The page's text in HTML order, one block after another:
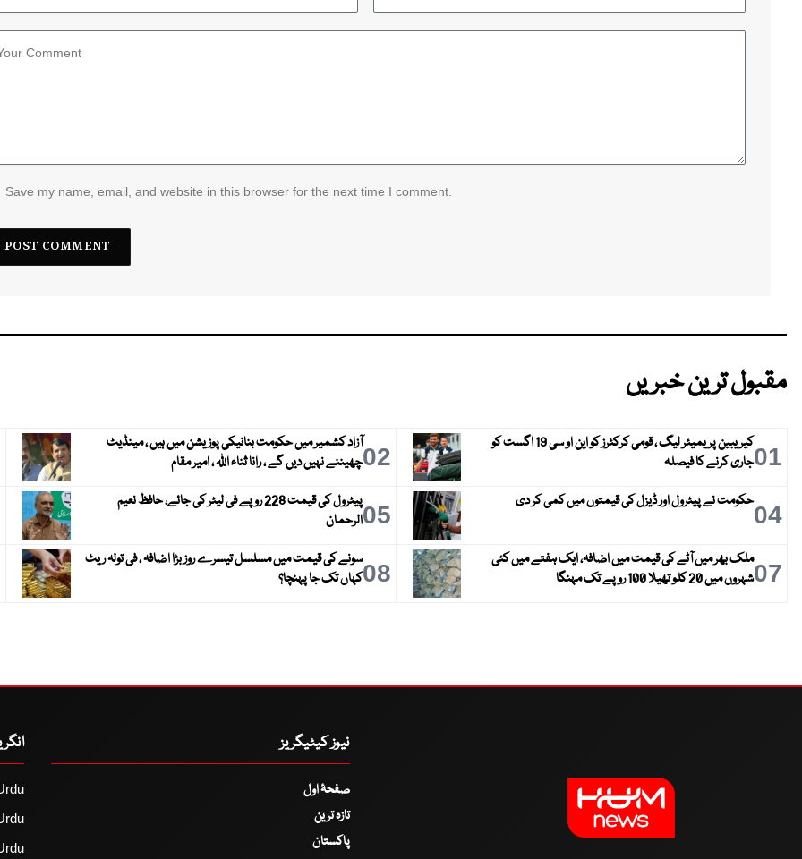
Save my name, email, and website in this browser for the next time I comment.
مقبول ترین خبریں
01
کیریبین پریمیئر لیگ ، قومی کرکٹرز کو این او سی 19 اگست کو
جاری کرنے کا فیصلہ
02آزاد کشمیر میں حکومت بنانیکی پوزیشن میں ہیں ، مینڈیٹ
چھیننے نہیں دیں گے ، رانا ثناء اللہ ، امیر مقام
04حکومت نے پیٹرول اور ڈیزل کی قیمتوں میں کمی کر دی 05
پیٹرول کی قیمت 228 روپے فی لیٹر کی جائے، حافظ نعیم
الرحمان
07ملک بھر میں آٹے کی قیمت میں اضافہ، ایک ہفتے میں کئی
شہروں میں 20 کلو تھیلا 100 روپے تک مہنگا
08سونے کی قیمت میں مسلسل تیسرے روز بڑا اضافہ ، فی تولہ ریٹ
کہاں تک جا پہنچا؟
نیوز کیٹیگریز
صفحۂ اول
تازہ ترین
پاکستان